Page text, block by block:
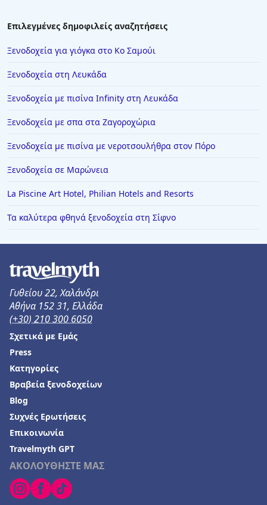
Επιλεγμένες δημοφιλείς αναζητήσεις
Ξενοδοχεία για γιόγκα στο Κο Σαμούι
Ξενοδοχεία στη Λευκάδα
Ξενοδοχεία με πισίνα Infinity στη Λευκάδα
Ξενοδοχεία με σπα στα Ζαγοροχώρια
Ξενοδοχεία με πισίνα με νεροτσουλήθρα στον Πόρο
Ξενοδοχεία σε Μαρώνεια
La Piscine Art Hotel, Philian Hotels and Resorts
Τα καλύτερα φθηνά ξενοδοχεία στη Σίφνο
Γυθείου 22, Χαλάνδρι
Αθήνα 152 31, Ελλάδα
(+30) 210 300 6050
ΑΚΟΛΟΥΘΗΣΤΕ ΜΑΣ
Σχετικά με Εμάς
Press
Κατηγορίες
Βραβεία ξενοδοχείων
Blog
Συχνές Ερωτήσεις
Επικοινωνία
Travelmyth GPT